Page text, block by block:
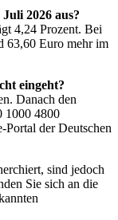
2026 aus?
4,24 Prozent. Bei
63,60 Euro mehr im
eingeht?
Danach den
1000 4800
der Deutschen
sind jedoch
Sie sich an die